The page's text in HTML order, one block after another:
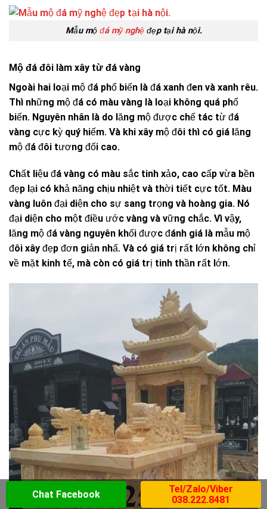
Mẫu mộ đá mỹ nghệđẹp tại hà nội.
Mộ đá đôi làm xây từ đá vàng
Ngoài hai loại mộ đá phổ biến là đá xanh đen và xanh rêu.
Thì những mộ đá có màu vàng là loại không quá phổ
biến. Nguyên nhân là do lăng mộ được chế tác từ đá
vàng cực kỳ quý hiếm. Và khi xây mộ đôi thì có giá lăng
mộ đá đôi tương đối cao.
Chất liệu đá vàng có màu sắc tinh xảo, cao cấp vừa bền
đẹp lại có khả năng chịu nhiệt và thời tiết cực tốt. Màu
vàng luôn đại diện cho sự sang trọng và hoàng gia. Nó
đại diện cho một điều ước vàng và vững chắc. Vì vậy,
lăng mộ đá vàng nguyên khối được đánh giá là mẫu mộ
đôi xây đẹp đơn giản nhấ. Và có giá trị rất lớn không chỉ
về mặt kinh tế, mà còn có giá trị tinh thần rất lớn.
Chat Facebook
Tel/Zalo/Viber
038.222.8481